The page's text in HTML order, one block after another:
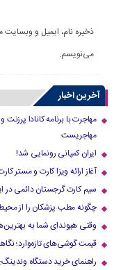
ذخیره نام، ایمیل و وبسایت
می‌نویسم.
آخرین اخبار
مهاجرت با برنامه کانادا
مهاجریست
ایران کمپانی رونمایی شد!
آغاز ارائه ویزا کارت و مستر کارت
سیم کارت گرجستان دائمی در
چگونه مطب پزشکان را از
وقتی هیوندای شما به بهترین‌ها
قیمت گوشی‌های تازه‌وارد؛
راهنمای خرید دستگاه